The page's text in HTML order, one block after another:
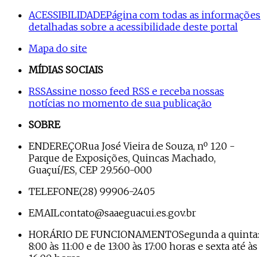
ACESSIBILIDADEPágina com todas as informações
detalhadas sobre a acessibilidade deste portal
Mapa do site
MÍDIAS SOCIAIS
RSSAssine nosso feed RSS e receba nossas
notícias no momento de sua publicação
SOBRE
ENDEREÇORua José Vieira de Souza, nº 120 -
Parque de Exposições, Quincas Machado,
Guaçuí/ES, CEP 29.560-000
TELEFONE(28) 99906-2405
EMAILcontato@saaeguacui.es.gov.br
HORÁRIO DE FUNCIONAMENTOSegunda a quinta:
8:00 às 11:00 e de 13:00 às 17:00 horas e sexta até às